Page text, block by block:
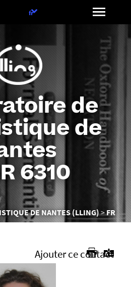
de
de
6310
DE NANTES (LLING) FR
Choix
fr
Ajouter ce contact